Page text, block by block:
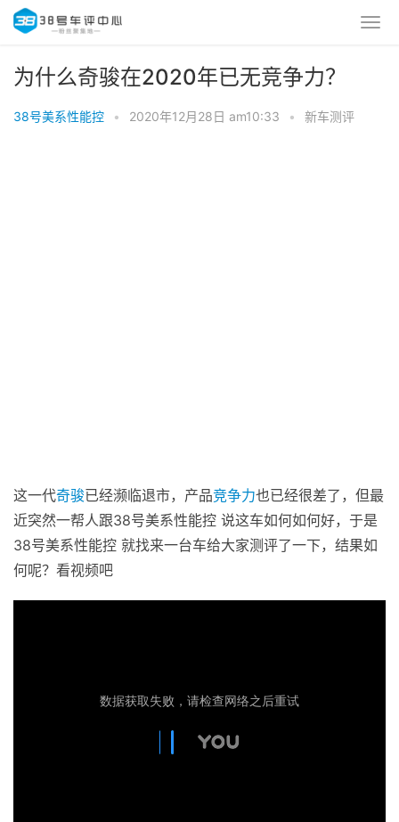
为什么奇骏在2020年已无竞争力？
38号美系性能控 • 2020年12月28日 am10:33 • 新车测评
这一代奇骏已经濒临退市，产品竞争力也已经很差了，但最
近突然一帮人跟38号美系性能控 说这车如何如何好，于是
38号美系性能控 就找来一台车给大家测评了一下，结果如
何呢？看视频吧